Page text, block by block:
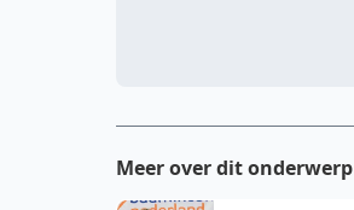
Meer over dit onderwerp